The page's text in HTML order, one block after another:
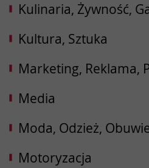
Kulinaria, Żywność,
Kultura, Sztuka
Marketing, Reklama,
Media
Moda, Odzież,
Motoryzacja